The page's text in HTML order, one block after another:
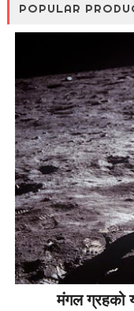
POPULAR
मंगल ग्रहको